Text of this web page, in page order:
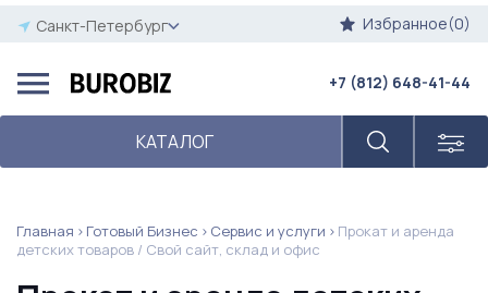
Санкт-Петербург Избранное(0)
КАТАЛОГ
+7 (812) 648-41-44
Главная Готовый Бизнес Сервис и услуги
Прокат и аренда
детских товаров / Свой сайт, склад и офис